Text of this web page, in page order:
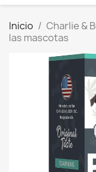
Inicio
Charlie &
las mascotas